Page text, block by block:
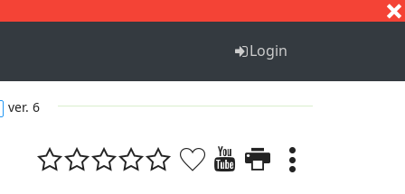
Login
ver. 6